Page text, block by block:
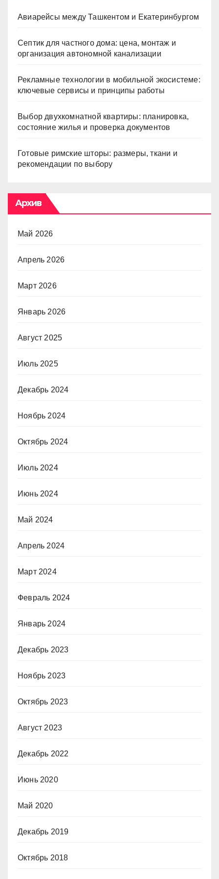
Авиарейсы между Ташкентом и Екатеринбургом
Септик для частного дома: цена, монтаж и
организация автономной канализации
Рекламные технологии в мобильной экосистеме:
ключевые сервисы и принципы работы
Выбор двухкомнатной квартиры: планировка,
состояние жилья и проверка документов
Готовые римские шторы: размеры, ткани и
рекомендации по выбору
Архив
Май 2026
Апрель 2026
Март 2026
Январь 2026
Август 2025
Июль 2025
Декабрь 2024
Ноябрь 2024
Октябрь 2024
Июль 2024
Июнь 2024
Май 2024
Апрель 2024
Март 2024
Февраль 2024
Январь 2024
Декабрь 2023
Ноябрь 2023
Октябрь 2023
Август 2023
Декабрь 2022
Июнь 2020
Май 2020
Декабрь 2019
Октябрь 2018